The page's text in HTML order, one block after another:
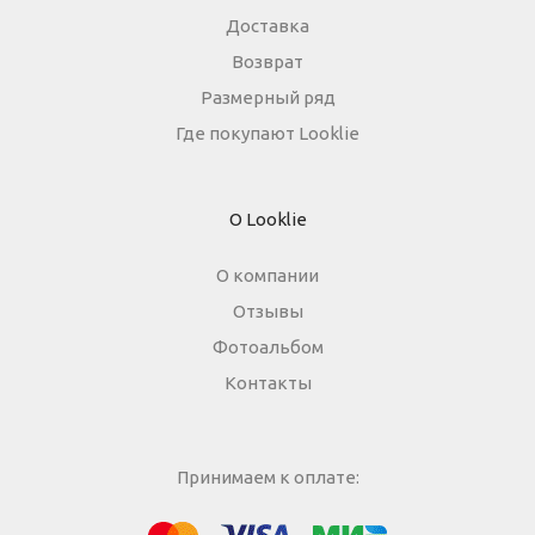
Одежда для взрослых
Боди Брюки
Доставка
Возврат
Размерный ряд
Где покупают Looklie
О Looklie
О компании
Отзывы
Фотоальбом
Контакты
Принимаем к оплате: